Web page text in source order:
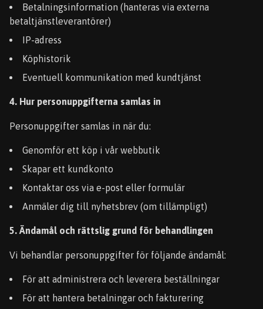
Betalningsinformation (hanteras via externa
betaltjänstleverantörer)
IP-adress
Köphistorik
Eventuell kommunikation med kundtjänst
4. Hur personuppgifterna samlas in
Personuppgifter samlas in när du:
Genomför ett köp i vår webbutik
Skapar ett kundkonto
Kontaktar oss via e-post eller formulär
Anmäler dig till nyhetsbrev (om tillämpligt)
5. Ändamål och rättslig grund för behandlingen
Vi behandlar personuppgifter för följande ändamål:
För att administrera och leverera beställningar
För att hantera betalningar och fakturering